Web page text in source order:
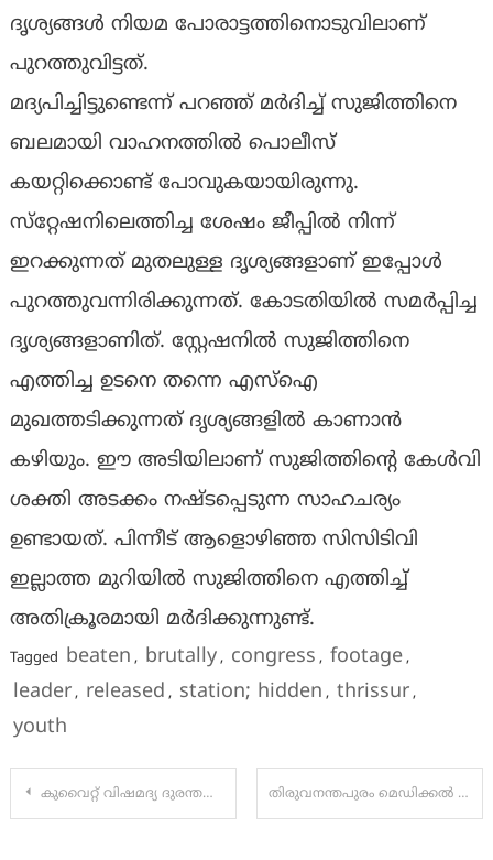
ദൃശ്യങ്ങൾ നിയമ പോരാട്ടത്തിനൊടുവിലാണ്
പുറത്തുവിട്ടത്.
മദ്യപിച്ചിട്ടുണ്ടെന്ന് പറഞ്ഞ് മർദിച്ച് സുജിത്തിനെ
ബലമായി വാഹനത്തിൽ പൊലീസ്
കയറ്റിക്കൊണ്ട് പോവുകയായിരുന്നു.
സ്‌റ്റേഷനിലെത്തിച്ച ശേഷം ജീപ്പിൽ നിന്ന്
ഇറക്കുന്നത് മുതലുള്ള ദൃശ്യങ്ങളാണ് ഇപ്പോൾ
പുറത്തുവന്നിരിക്കുന്നത്. കോടതിയിൽ സമർപ്പിച്ച
ദൃശ്യങ്ങളാണിത്. സ്റ്റേഷനിൽ സുജിത്തിനെ
എത്തിച്ച ഉടനെ തന്നെ എസ്‌ഐ
മുഖത്തടിക്കുന്നത് ദൃശ്യങ്ങളിൽ കാണാൻ
കഴിയും. ഈ അടിയിലാണ് സുജിത്തിന്റെ കേൾവി
ശക്തി അടക്കം നഷ്ടപ്പെടുന്ന സാഹചര്യം
ഉണ്ടായത്. പിന്നീട് ആളൊഴിഞ്ഞ സിസിടിവി
ഇല്ലാത്ത മുറിയിൽ സുജിത്തിനെ എത്തിച്ച്
അതിക്രൂരമായി മർദിക്കുന്നുണ്ട്.
Tagged beaten , brutally, congress , footage,
leader, released , station; hidden , thrissur,
youth
Post
കുവൈറ്റ് വിഷമദ്യ ദുരന്തത്തിൽ മസ്തിഷ്ക മരണം സംഭവിച്ച 10 പേരുടെ അവയവങ്ങൾ 20 ലേറെ പേർക്ക് പുതു ജീവനായി: തിരുവനന്തപുരം മെഡിക്കൽ കോളേജിന് അപൂര്‍വ നേട്ടം; അമീബിക് മസ്തിഷ്ക ജ്വരം ബാധിച്ച യുവാവിന് രോഗമുക്തി